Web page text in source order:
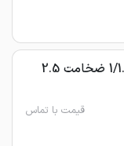
قیمت با تماس